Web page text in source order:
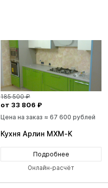
185 500 ₽
от 33 806 ₽
Цена на заказ ≈ 67 600 рублей
Кухня Арлин MXM-K
Подробнее
Онлайн-расчёт